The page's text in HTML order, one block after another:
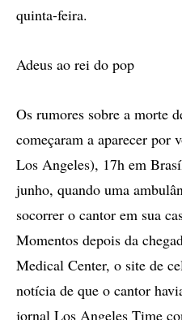
quinta-feira.
Adeus ao rei do pop
Os rumores sobre a morte
começaram a aparecer por
Los Angeles), 17h em
junho, quando uma
socorrer o cantor em sua
Momentos depois da
Medical Center, o site de
notícia de que o cantor
jornal Los Angeles Time